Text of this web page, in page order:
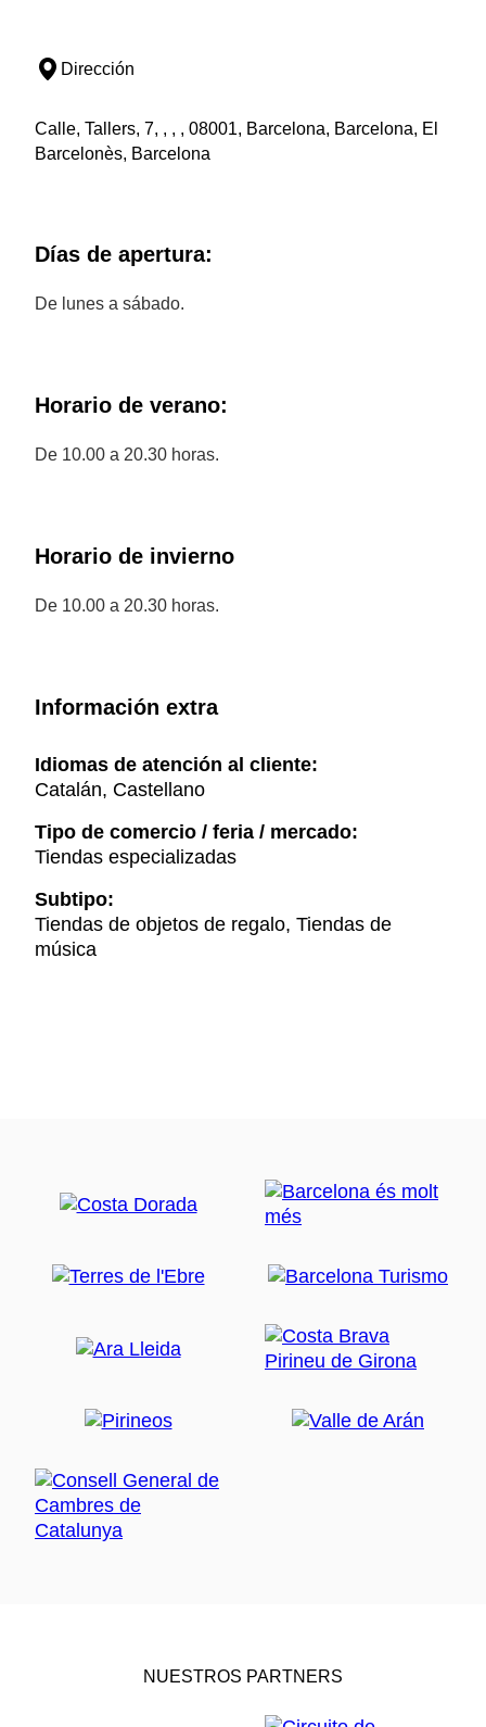
Dirección
Calle, Tallers, 7, , , , 08001, Barcelona, Barcelona, El
Barcelonès, Barcelona
Días de apertura:
De lunes a sábado.
Horario de verano:
De 10.00 a 20.30 horas.
Horario de invierno
De 10.00 a 20.30 horas.
Información extra
Idiomas de atención al cliente:
Catalán, Castellano
Tipo de comercio / feria / mercado:
Tiendas especializadas
Subtipo:
Tiendas de objetos de regalo, Tiendas de
música
NUESTROS PARTNERS